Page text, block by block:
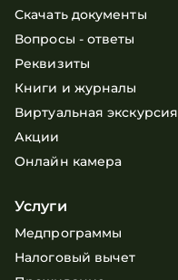
Скачать документы
Вопросы - ответы
Реквизиты
Книги и журналы
Виртуальная экскурсия
Акции
Онлайн камера
Услуги
Медпрограммы
Налоговый вычет